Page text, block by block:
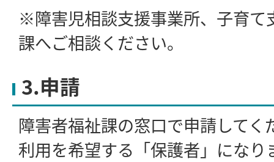
※障害児相談支援事業所、子育て
課へご相談ください。
3.申請
障害者福祉課の窓口で申請して
利用を希望する「保護者」になり